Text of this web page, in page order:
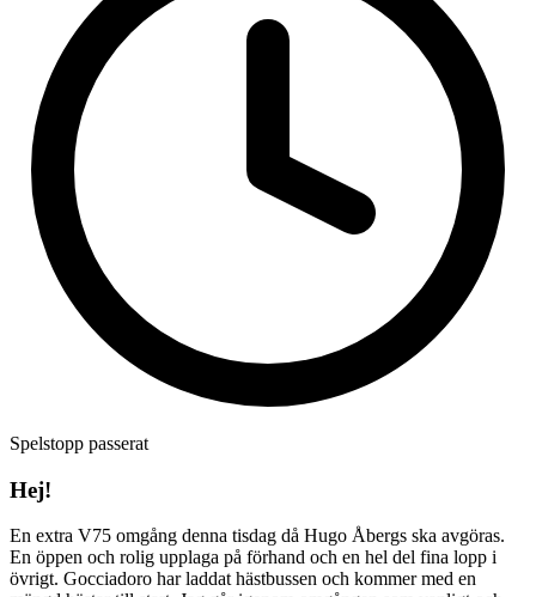
Spelstopp passerat
Hej!
En extra V75 omgång denna tisdag då Hugo Åbergs ska avgöras.
En öppen och rolig upplaga på förhand och en hel del fina lopp i
övrigt. Gocciadoro har laddat hästbussen och kommer med en